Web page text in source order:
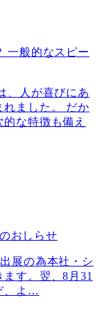
一般的なスピー
、人が喜びにあ
れました。 だか
な特徴も備え
おしらせ
展の為本社・シ
す。翌、8月31
よ …